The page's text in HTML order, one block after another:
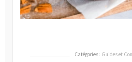
Catégories : Guides et